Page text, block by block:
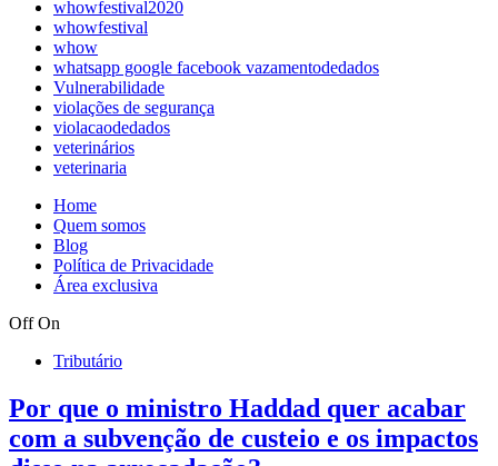
whowfestival2020
whowfestival
whow
whatsapp google facebook vazamentodedados
Vulnerabilidade
violações de segurança
violacaodedados
veterinários
veterinaria
Home
Quem somos
Blog
Política de Privacidade
Área exclusiva
Off On
Tributário
Por que o ministro Haddad quer acabar
com a subvenção de custeio e os impactos